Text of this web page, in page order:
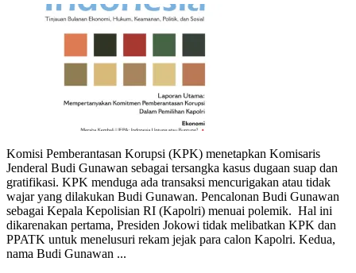
Komisi Pemberantasan Korupsi (KPK) menetapkan Komisaris
Jenderal Budi Gunawan sebagai tersangka kasus dugaan suap dan
gratifikasi. KPK menduga ada transaksi mencurigakan atau tidak
wajar yang dilakukan Budi Gunawan. Pencalonan Budi Gunawan
sebagai Kepala Kepolisian RI (Kapolri) menuai polemik. Hal ini
dikarenakan pertama, Presiden Jokowi tidak melibatkan KPK dan
PPATK untuk menelusuri rekam jejak para calon Kapolri. Kedua,
nama Budi Gunawan ...